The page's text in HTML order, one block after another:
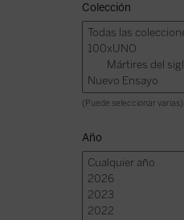
Colección
(Puede seleccionar varias)
Año